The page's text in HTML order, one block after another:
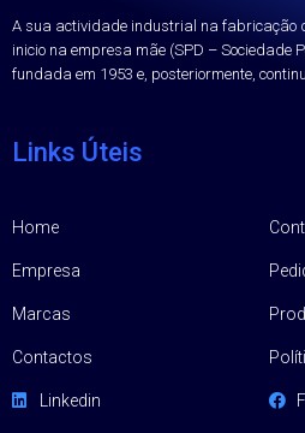
A sua actividade industrial na fabricação
inicio na empresa mãe (SPD – Sociedade
fundada em 1953 e, posteriormente,
Links Úteis
Home
Empresa
Marcas
Contactos
Linkedin